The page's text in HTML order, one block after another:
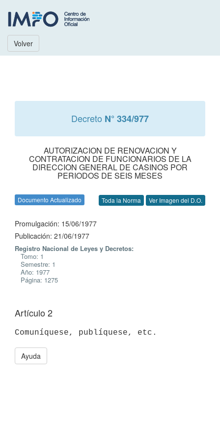
Volver
Decreto N° 334/977
AUTORIZACION DE RENOVACION Y
CONTRATACION DE FUNCIONARIOS DE LA
DIRECCION GENERAL DE CASINOS POR
PERIODOS DE SEIS MESES
Documento Actualizado Toda la Norma Ver Imagen del D.O.
Promulgación: 15/06/1977
Publicación: 21/06/1977
Registro Nacional de Leyes y Decretos:
Tomo: 1
Semestre: 1
Año: 1977
Página: 1275
Artículo 2
Ayuda